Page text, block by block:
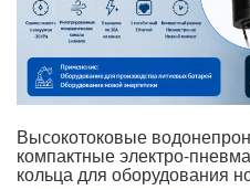
Высокотоковые
компактные электро-
кольца для оборудования